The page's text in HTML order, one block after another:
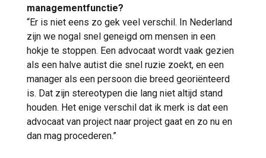
managementfunctie?
“Er is niet eens zo gek veel verschil. In Nederland
zijn we nogal snel geneigd om mensen in een
hokje te stoppen. Een advocaat wordt vaak gezien
als een halve autist die snel ruzie zoekt, en een
manager als een persoon die breed georiënteerd
is. Dat zijn stereotypen die lang niet altijd stand
houden. Het enige verschil dat ik merk is dat een
advocaat van project naar project gaat en zo nu en
dan mag procederen.”